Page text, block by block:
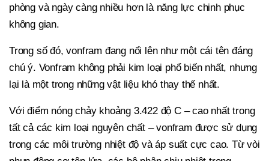
phòng và ngày càng nhiều hơn là năng lực chinh phục
không gian.
Trong số đó, vonfram đang nổi lên như một cái tên đáng
chú ý. Vonfram không phải kim loại phổ biến nhất, nhưng
lại là một trong những vật liệu khó thay thế nhất.
Với điểm nóng chảy khoảng 3.422 độ C – cao nhất trong
tất cả các kim loại nguyên chất – vonfram được sử dụng
trong các môi trường nhiệt độ và áp suất cực cao. Từ vòi